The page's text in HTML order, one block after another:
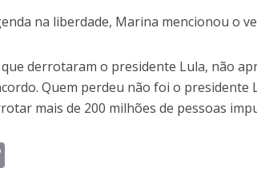
na liberdade, Marina mencionou o
que derrotaram o presidente Lula, não
Quem perdeu não foi o presidente
mais de 200 milhões de pessoas